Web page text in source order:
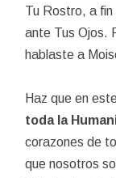
Tu Rostro, a
ante Tus Ojos.
hablaste a
Haz que en
toda la
corazones de
que nosotros